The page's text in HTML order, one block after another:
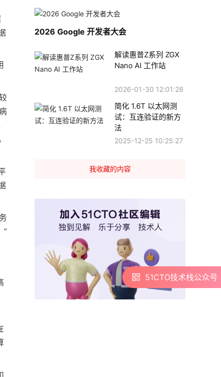
”
2026 Google 开发者大会
解读惠普Z系列 ZGX
Nano AI 工作站
2026-01-30 12:01:28
简化 1.6T 以太网测
试：互连验证的新方
法
2025-12-25 10:25:27
我收藏的内容
51CTO技术栈公众号
51CTO技术栈公众号